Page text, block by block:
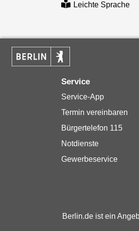
Leichte Sprache
Service
Service-App
Termin vereinbaren
Bürgertelefon 115
Notdienste
Gewerbeservice
Berlin.de ist ein